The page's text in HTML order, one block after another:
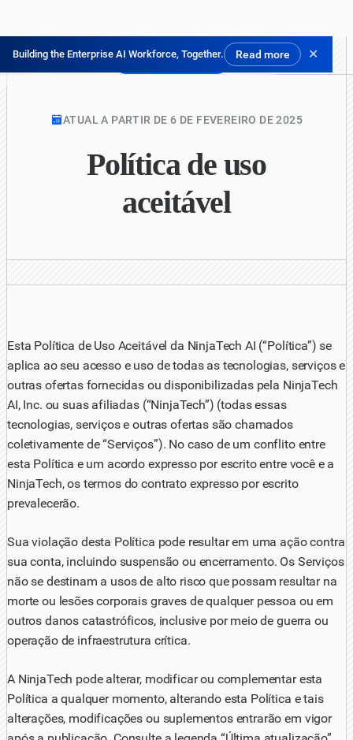
Building the Enterprise AI Workforce, Together. Read more ✕
Experimente Grátis
ATUAL A PARTIR DE 6 DE FEVEREIRO DE 2025
Política de uso
aceitável
Esta Política de Uso Aceitável da NinjaTech AI (“Política”) se
aplica ao seu acesso e uso de todas as tecnologias, serviços e
outras ofertas fornecidas ou disponibilizadas pela NinjaTech
AI, Inc. ou suas afiliadas (“NinjaTech”) (todas essas
tecnologias, serviços e outras ofertas são chamados
coletivamente de “Serviços”). No caso de um conflito entre
esta Política e um acordo expresso por escrito entre você e a
NinjaTech, os termos do contrato expresso por escrito
prevalecerão.
Sua violação desta Política pode resultar em uma ação contra
sua conta, incluindo suspensão ou encerramento. Os Serviços
não se destinam a usos de alto risco que possam resultar na
morte ou lesões corporais graves de qualquer pessoa ou em
outros danos catastróficos, inclusive por meio de guerra ou
operação de infraestrutura crítica.
A NinjaTech pode alterar, modificar ou complementar esta
Política a qualquer momento, alterando esta Política e tais
alterações, modificações ou suplementos entrarão em vigor